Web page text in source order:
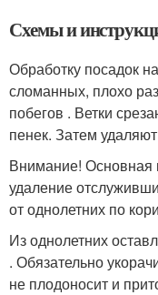
Схемы и
Обработку посадок
сломанных, плохо
побегов . Ветки
пенек. Затем
Внимание! Основная
удаление
от однолетних по
Из однолетних
. Обязательно
не плодоносит и